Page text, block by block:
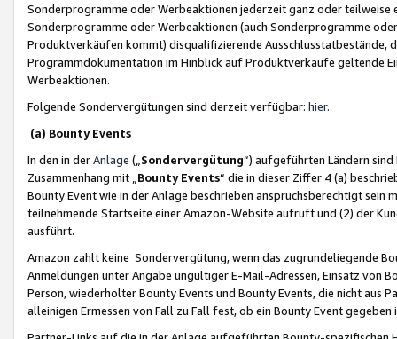
Sonderprogramme oder Werbeaktionen jederzeit ganz oder
Sonderprogramme oder Werbeaktionen (auch Sonderprogramme
Produktverkäufen kommt) disqualifizierende Ausschlusstatbestände,
Programmdokumentation im Hinblick auf Produktverkäufe geltende
Werbeaktionen.
Folgende Sondervergütungen sind derzeit verfügbar: hier.
(a) Bounty Events
In den in derAnlage („ Sondervergütung“) aufgeführten Ländern
Zusammenhang mit „ Bounty Events“ die in dieser Ziffer 4 (a)
Bounty Event wie in der Anlage beschrieben anspruchsberechtigt sein
teilnehmende Startseite einer Amazon-Website aufruft und (2) der
ausführt.
Amazon zahlt keine Sondervergütung, wenn das zugrundeliegende
Anmeldungen unter Angabe ungültiger E-Mail-Adressen, Einsatz von
Person, wiederholter Bounty Events und Bounty Events, die nicht
alleinigen Ermessen von Fall zu Fall fest, ob ein Bounty Event